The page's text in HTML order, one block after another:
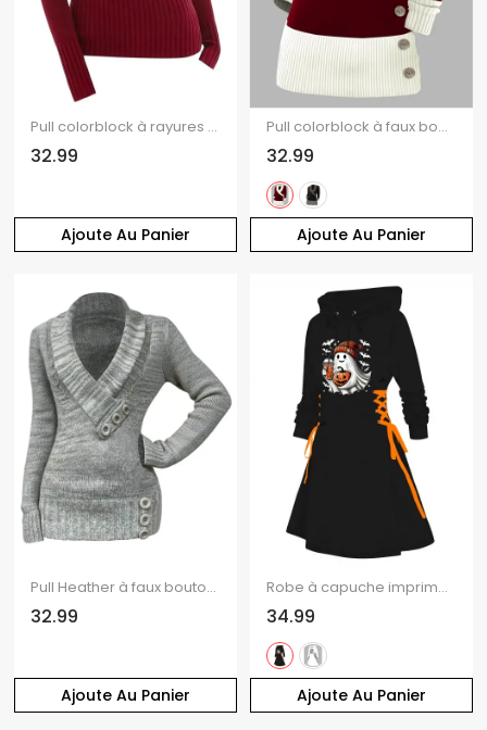
Ajoute Au Panier
Pull colorblock à rayures et manches longues texturées
32.99
Ajoute Au Panier
Pull colorblock à faux boutons et col cache-cœur, manches longues
32.99
Ajoute Au Panier
Pull Heather à faux boutons, col en V et manches longues
32.99
Ajoute Au Panier
Robe à capuche imprimée citrouille fantôme d'Halloween, mini-robe à lacets et cordons de serrage
34.99